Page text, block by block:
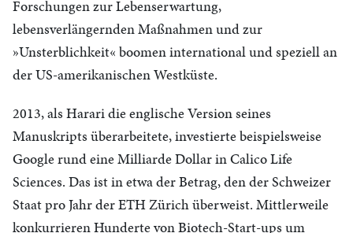
Forschungen zur Lebenserwartung,
lebensverlängernden Maßnahmen und zur
»Unsterblichkeit« boomen international und speziell an
derUS-amerikanischen Westküste.
2013, als Harari die englische Version seines
Manuskripts überarbeitete, investierte beispielsweise
Google rund eine Milliarde Dollar in Calico Life
Sciences. Das ist in etwa der Betrag, den der Schweizer
Staat pro Jahr derETHZürich überweist. Mittlerweile
konkurrieren Hunderte von Biotech-Start-ups um